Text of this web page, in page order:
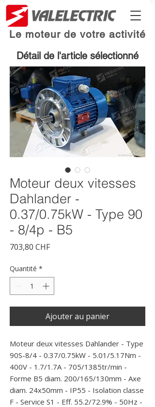
Le moteur de votre activité
Détail de l'article sélectionné
Moteur deux vitesses
Dahlander -
0.37/0.75kW - Type 90
- 8/4p - B5
703,80 CHFPrix
Quantité *
Ajouter au panier
Moteur deux vitesses Dahlander - Type
90S-8/4 - 0.37/0.75kW - 5.01/5.17Nm -
400V - 1.7/1.7A - 705/1385tr/min -
Forme B5 diam. 200/165/130mm - Axe
diam. 24x50mm - IP55 - Isolation classe
F - Service S1 - Eff. 55.2/72.9% - 50Hz -